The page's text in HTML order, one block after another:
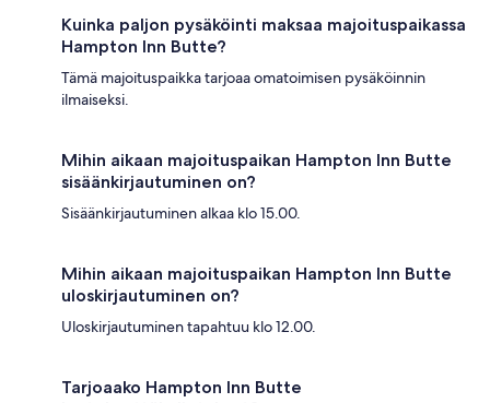
Kuinka paljon pysäköinti maksaa majoituspaikassa
Hampton Inn Butte?
Tämä majoituspaikka tarjoaa omatoimisen pysäköinnin
ilmaiseksi.
Mihin aikaan majoituspaikan Hampton Inn Butte
sisäänkirjautuminen on?
Sisäänkirjautuminen alkaa klo 15.00.
Mihin aikaan majoituspaikan Hampton Inn Butte
uloskirjautuminen on?
Uloskirjautuminen tapahtuu klo 12.00.
Tarjoaako Hampton Inn Butte